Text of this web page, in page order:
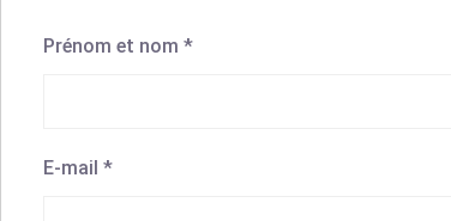
Prénom et nom *
E-mail *